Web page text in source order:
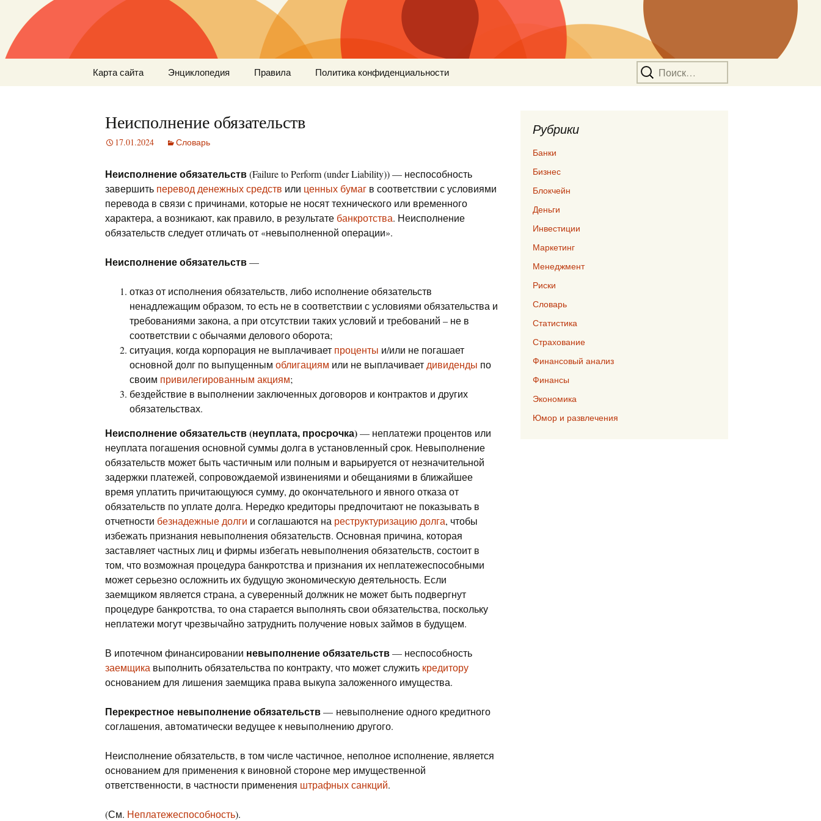
Карта сайта Энциклопедия Правила Политика конфиденциальности Найти:
Неисполнение обязательств
17.01.2024 Словарь
Неисполнение обязательств(Failure to Perform (under Liability)) — неспособность
завершить перевод денежных средств или ценных бумаг в соответствии с условиями
перевода в связи с причинами, которые не носят технического или временного
характера, а возникают, как правило, в результате банкротства. Неисполнение
обязательств следует отличать от «невыполненной операции».
Неисполнение обязательств—
отказ от исполнения обязательств, либо исполнение обязательств
ненадлежащим образом, то есть не в соответствии с условиями обязательства и
требованиями закона, а при отсутствии таких условий и требований – не в
соответствии с обычаями делового оборота;
ситуация, когда корпорация не выплачивает проценты и/или не погашает
основной долг по выпущенным облигациям или не выплачивает дивиденды по
своим привилегированным акциям;
бездействие в выполнении заключенных договоров и контрактов и других
обязательствах.
Неисполнение обязательств (неуплата, просрочка)— неплатежи процентов или
неуплата погашения основной суммы долга в установленный срок. Невыполнение
обязательств может быть частичным или полным и варьируется от незначительной
задержки платежей, сопровождаемой извинениями и обещаниями в ближайшее
время уплатить причитающуюся сумму, до окончательного и явного отказа от
обязательств по уплате долга. Нередко кредиторы предпочитают не показывать в
отчетности безнадежные долги и соглашаются на реструктуризацию долга, чтобы
избежать признания невыполнения обязательств. Основная причина, которая
заставляет частных лиц и фирмы избегать невыполнения обязательств, состоит в
том, что возможная процедура банкротства и признания их неплатежеспособными
может серьезно осложнить их будущую экономическую деятельность. Если
заемщиком является страна, а суверенный должник не может быть подвергнут
процедуре банкротства, то она старается выполнять свои обязательства, поскольку
неплатежи могут чрезвычайно затруднить получение новых займов в будущем.
В ипотечном финансировании невыполнение обязательств— неспособность
заемщика выполнить обязательства по контракту, что может служить кредитору
основанием для лишения заемщика права выкупа заложенного имущества.
Перекрестное невыполнение обязательств— невыполнение одного кредитного
соглашения, автоматически ведущее к невыполнению другого.
Неисполнение обязательств, в том числе частичное, неполное исполнение, является
основанием для применения к виновной стороне мер имущественной
ответственности, в частности применения штрафных санкций.
(См. Неплатежеспособность).
Рубрики
Банки
Бизнес
Блокчейн
Деньги
Инвестиции
Маркетинг
Менеджмент
Риски
Словарь
Статистика
Страхование
Финансовый анализ
Финансы
Экономика
Юмор и развлечения